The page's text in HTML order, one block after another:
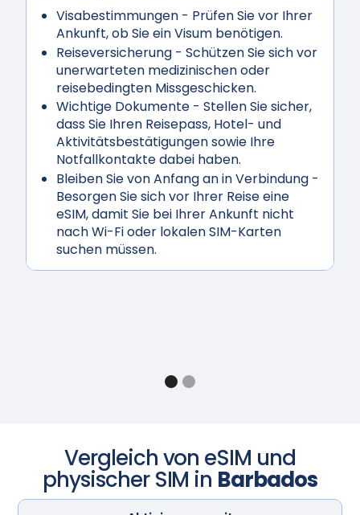
Visabestimmungen - Prüfen Sie vor Ihrer
Ankunft, ob Sie ein Visum benötigen.
Reiseversicherung - Schützen Sie sich vor
unerwarteten medizinischen oder
reisebedingten Missgeschicken.
Wichtige Dokumente - Stellen Sie sicher,
dass Sie Ihren Reisepass, Hotel- und
Aktivitätsbestätigungen sowie Ihre
Notfallkontakte dabei haben.
Bleiben Sie von Anfang an in Verbindung -
Besorgen Sie sich vor Ihrer Reise eine
eSIM, damit Sie bei Ihrer Ankunft nicht
nach Wi-Fi oder lokalen SIM-Karten
suchen müssen.
Vergleich von eSIM und
physischer SIM in Barbados